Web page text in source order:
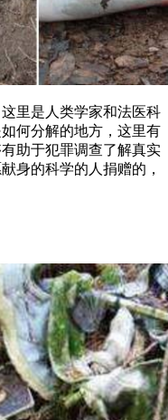
里是人类学家和法医科
何分解的地方，这里有
助于犯罪调查了解真实
身的科学的人捐赠的，